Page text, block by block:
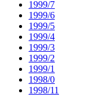
1999/7
1999/6
1999/5
1999/4
1999/3
1999/2
1999/1
1998/0
1998/11